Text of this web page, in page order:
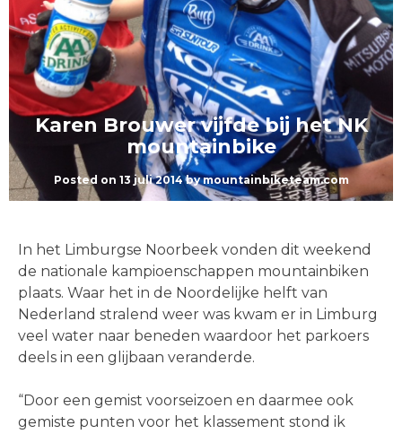
Karen Brouwer vijfde bij het NK
mountainbike
Posted on 13 juli 2014bymountainbiketeam.com
In het Limburgse Noorbeek vonden dit weekend
de nationale kampioenschappen mountainbiken
plaats. Waar het in de Noordelijke helft van
Nederland stralend weer was kwam er in Limburg
veel water naar beneden waardoor het parkoers
deels in een glijbaan veranderde.
“Door een gemist voorseizoen en daarmee ook
gemiste punten voor het klassement stond ik